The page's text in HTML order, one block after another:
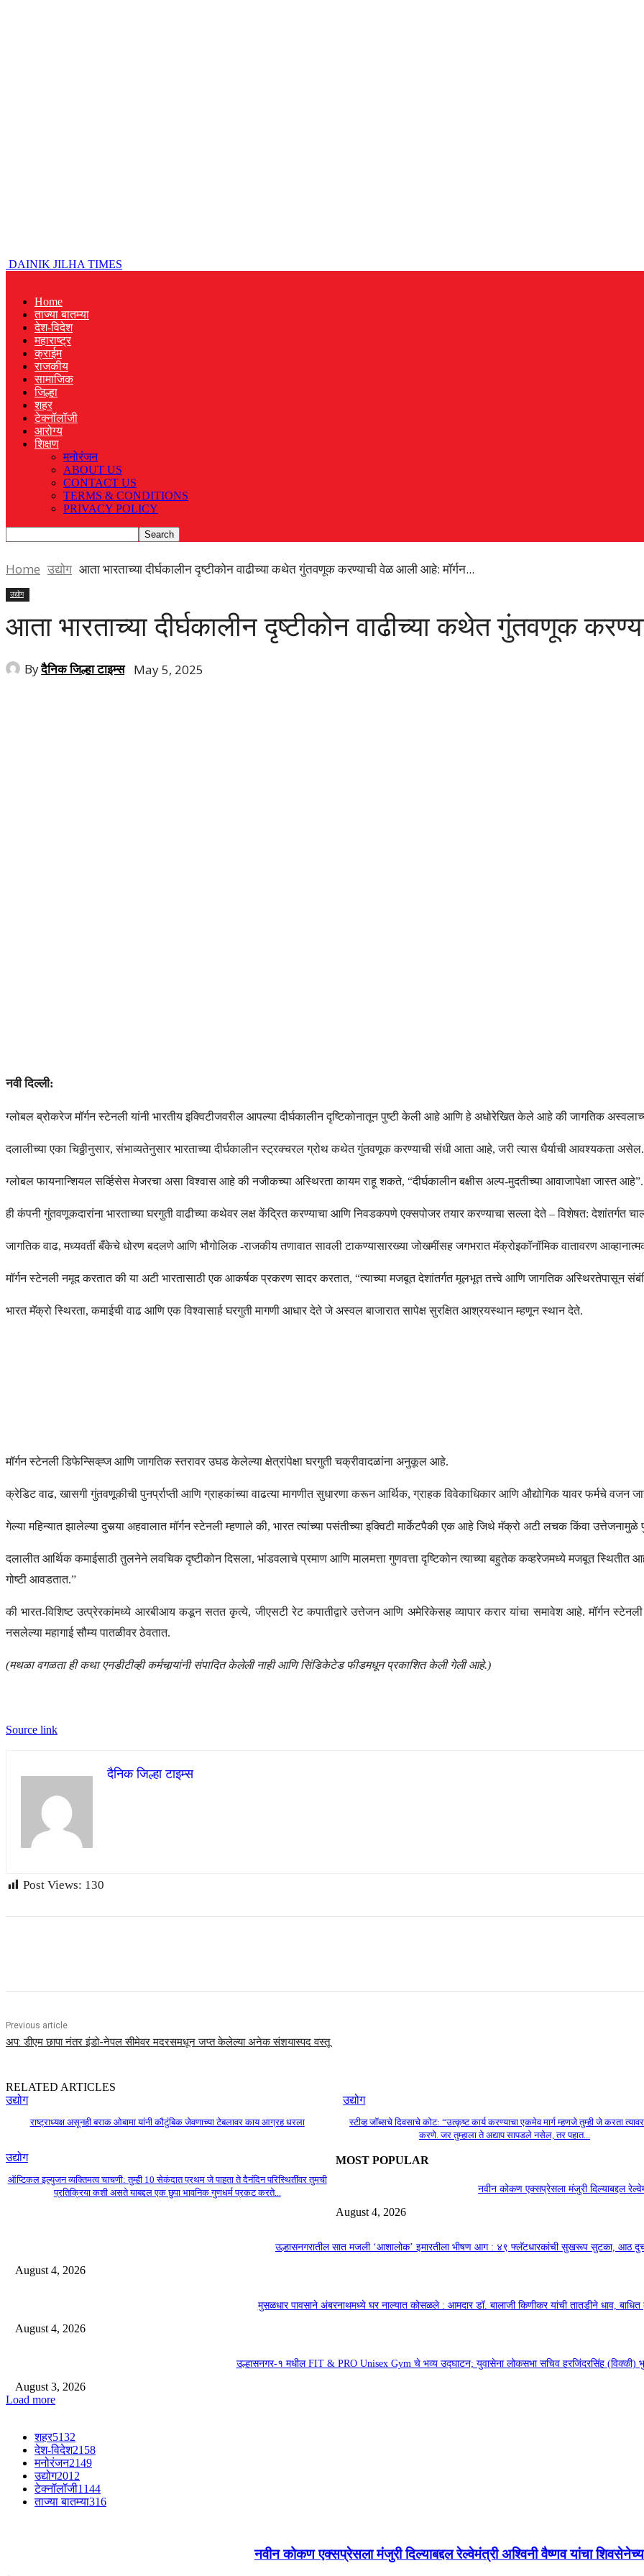
DAINIK JILHA TIMES
Home
ताज्या बातम्या
देश-विदेश
महाराष्ट्र
क्राईम
राजकीय
सामाजिक
जिल्हा
शहर
टेक्नॉलॉजी
आरोग्य
शिक्षण
मनोरंजन
ABOUT US
CONTACT US
TERMS & CONDITIONS
PRIVACY POLICY
Home उद्योग आता भारताच्या दीर्घकालीन दृष्टीकोन वाढीच्या कथेत गुंतवणूक करण्याची वेळ आली आहे: मॉर्गन...
उद्योग
आता भारताच्या दीर्घकालीन दृष्टीकोन वाढीच्या कथेत गुंतवणूक
Byदैनिक जिल्हा टाइम्स May 5, 2025
नवी दिल्ली:
ग्लोबल ब्रोकरेज मॉर्गन स्टेनली यांनी भारतीय इक्विटीजवरील आपल्या दीर्घकालीन दृष्टिकोनातून पुष्टी केली आहे आणि हे अधोरेखित केले आहे की जागतिक
दलालीच्या एका चिठ्ठीनुसार, संभाव्यतेनुसार भारताच्या दीर्घकालीन स्ट्रक्चरल ग्रोथ कथेत गुंतवणूक करण्याची संधी आता आहे, जरी त्यास धैर्याची आवश्यकता असेल.
ग्लोबल फायनान्शियल सर्व्हिसेस मेजरचा असा विश्वास आहे की नजीकच्या अस्थिरता कायम राहू शकते, “दीर्घकालीन बक्षीस अल्प-मुदतीच्या आवाजापेक्षा जास्त आहे”.
ही कंपनी गुंतवणूकदारांना भारताच्या घरगुती वाढीच्या कथेवर लक्ष केंद्रित करण्याचा आणि निवडकपणे एक्सपोजर तयार करण्याचा सल्ला देते – विशेषत: देशांतर्गत
जागतिक वाढ, मध्यवर्ती बँकेचे धोरण बदलणे आणि भौगोलिक -राजकीय तणावात सावली टाकण्यासारख्या जोखमींसह जगभरात मॅक्रोइकॉनॉमिक वातावरण
मॉर्गन स्टेनली नमूद करतात की या अटी भारतासाठी एक आकर्षक प्रकरण सादर करतात, “त्याच्या मजबूत देशांतर्गत मूलभूत तत्त्वे आणि जागतिक अस्थिरतेपासून
भारत मॅक्रो स्थिरता, कमाईची वाढ आणि एक विश्वासार्ह घरगुती मागणी आधार देते जे अस्वल बाजारात सापेक्ष सुरक्षित आश्रयस्थान म्हणून स्थान देते.
मॉर्गन स्टेनली डिफेन्सिव्ह्ज आणि जागतिक स्तरावर उघड केलेल्या क्षेत्रांपेक्षा घरगुती चक्रीवादळांना अनुकूल आहे.
क्रेडिट वाढ, खासगी गुंतवणूकीची पुनर्प्राप्ती आणि ग्राहकांच्या वाढत्या मागणीत सुधारणा करून आर्थिक, ग्राहक विवेकाधिकार आणि औद्योगिक यावर फर्मचे वजन
गेल्या महिन्यात झालेल्या दुसर्‍या अहवालात मॉर्गन स्टेनली म्हणाले की, भारत त्यांच्या पसंतीच्या इक्विटी मार्केटपैकी एक आहे जिथे मॅक्रो अटी लचक किंवा
दलालीत आर्थिक कमाईसाठी तुलनेने लवचिक दृष्टीकोन दिसला, भांडवलाचे प्रमाण आणि मालमत्ता गुणवत्ता दृष्टिकोन त्याच्या बहुतेक कव्हरेजमध्ये मजबूत
गोष्टी आवडतात.”
की भारत-विशिष्ट उत्प्रेरकांमध्ये आरबीआय कडून सतत कृत्ये, जीएसटी रेट कपातीद्वारे उत्तेजन आणि अमेरिकेसह व्यापार करार यांचा समावेश आहे. मॉर्गन
नसलेल्या महागाई सौम्य पातळीवर ठेवतात.
(मथळा वगळता ही कथा एनडीटीव्ही कर्मचार्‍यांनी संपादित केलेली नाही आणि सिंडिकेटेड फीडमधून प्रकाशित केली गेली आहे.)
Source link
दैनिक जिल्हा टाइम्स
Post Views: 130
Previous article
अप: डीएम छापा नंतर इंडो-नेपल सीमेवर मदरसमधून जप्त केलेल्या अनेक संशयास्पद वस्तू
RELATED ARTICLES
उद्योग
राष्ट्राध्यक्ष असूनही बराक ओबामा यांनी कौटुंबिक जेवणाच्या टेबलावर काय आग्रह धरला
उद्योग
स्टीव्ह जॉब्सचे दिवसाचे कोट: “उत्कृष्ट कार्य करण्याचा एकमेव मार्ग म्हणजे तुम्ही जे करता
करणे. जर तुम्हाला ते अद्याप सापडले नसेल, तर पहात...
उद्योग
ऑप्टिकल इल्युजन व्यक्तिमत्व चाचणी: तुम्ही 10 सेकंदात प्रथम जे पाहता ते दैनंदिन परिस्थितींवर तुमची
प्रतिक्रिया कशी असते याबद्दल एक छुपा भावनिक गुणधर्म प्रकट करते...
MOST POPULAR
नवीन कोकण एक्सप्रेसला मंजुरी दिल्याबद्दल
August 4, 2026
उल्हासनगरातील सात मजली ‘आशालोक’ इमारतीला भीषण आग : ४९ फ्लॅटधारकांची सुखरूप सुटका, आठ
August 4, 2026
मुसळधार पावसाने अंबरनाथमध्ये घर नाल्यात कोसळले : आमदार डॉ. बालाजी किणीकर यांची तातडीने धाव,
August 4, 2026
उल्हासनगर-१ मधील FIT & PRO Unisex Gym चे भव्य उद्घाटन; युवासेना लोकसभा सचिव हरजिंदरसिंह (विक्की)
August 3, 2026
Load more
शहर5132
देश-विदेश2158
मनोरंजन2149
उद्योग2012
टेक्नॉलॉजी1144
ताज्या बातम्या316
नवीन कोकण एक्सप्रेसला मंजुरी दिल्याबद्दल रेल्वेमंत्री अश्विनी वैष्णव यांचा